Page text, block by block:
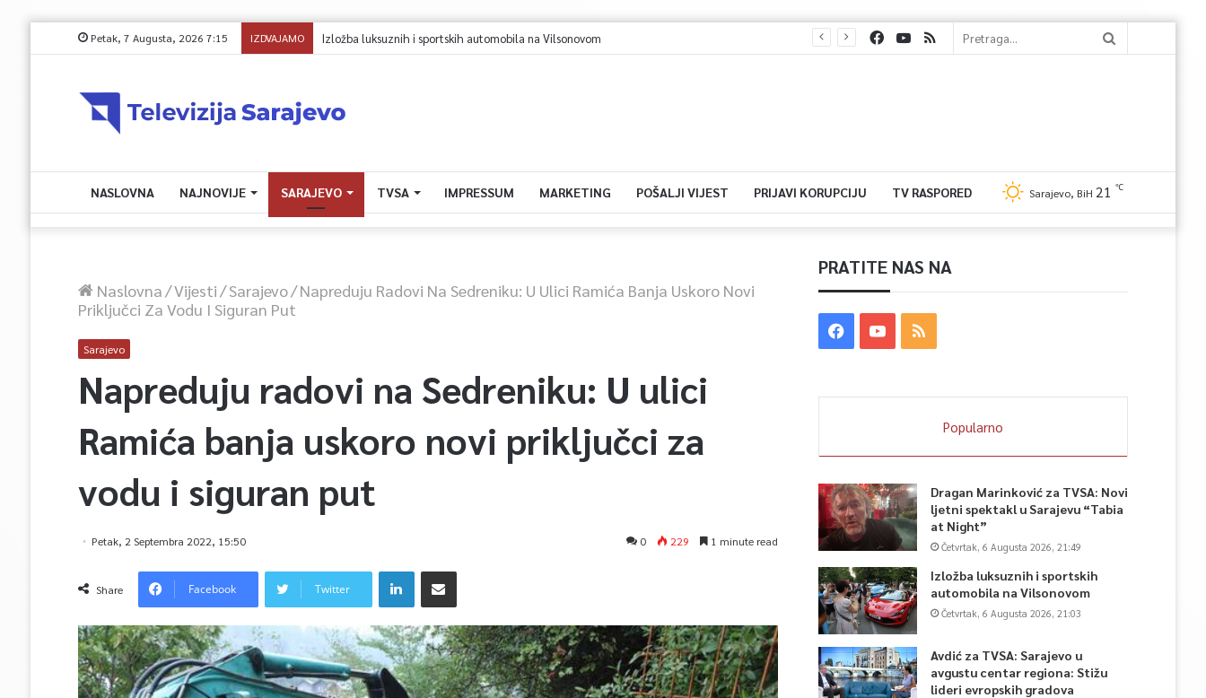
Petak, 7 Augusta, 2026 7:15 IZDVAJAMO Avdić za TVSA: Sarajevo u avgustu centar regiona: Stižu lideri evropskih gradova
NASLOVNA NAJNOVIJE SARAJEVO TVSA IMPRESSUM MARKETING POŠALJI VIJEST PRIJAVI KORUPCIJU TV RASPORED Sarajevo, BiH 21 ℃
Naslovna/Vijesti/Sarajevo/Napreduju Radovi Na Sedreniku: U Ulici Ramića Banja Uskoro Novi
Priključci Za Vodu I Siguran Put
Sarajevo
Napreduju radovi na Sedreniku: U ulici
Ramića banja uskoro novi priključci za
vodu i siguran put
Petak, 2 Septembra 2022, 15:50 0 229 1 minute read
Share Facebook Twitter
PRATITE NAS NA
Popularno
Dragan Marinković za TVSA: Novi
ljetni spektakl u Sarajevu “Tabia
at Night”
Četvrtak, 6 Augusta 2026, 21:49
Izložba luksuznih i sportskih
automobila na Vilsonovom
Četvrtak, 6 Augusta 2026, 21:03
Avdić za TVSA: Sarajevo u
avgustu centar regiona: Stižu
lideri evropskih gradova